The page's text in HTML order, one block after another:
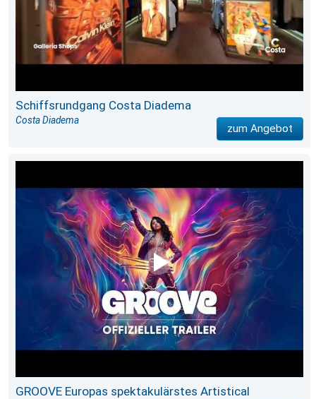
Schiffsrundgang Costa Diadema
Costa Diadema
zum Angebot
GROOVE Europas spektakulärstes Artistical